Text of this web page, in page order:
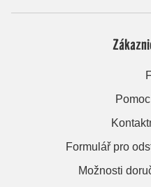
Formulář pro
Možnosti